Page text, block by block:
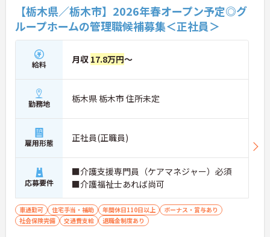
【栃木県／栃木市】2026年春オープン予定◎グ
ループホームの管理職候補募集＜正社員＞
給料 月収 17.8万円～
勤務地 栃木県 栃木市 住所未定
雇用形態 正社員(正職員)
応募要件
■介護支援専門員（ケアマネジャー）必須
■介護福祉士あれば尚可
車通勤可 住宅手当・補助 年間休日110日以上
ボーナス・賞与あり
社会保険完備
交通費支給 退職金制度あり